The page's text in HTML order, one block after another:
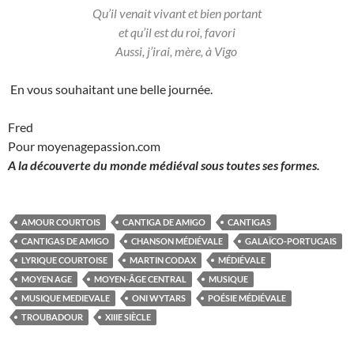
Qu’il venait vivant et bien portant
et qu’il est du roi, favori
Aussi, j’irai, mère, à Vigo
En vous souhaitant une belle journée.
Fred
Pour moyenagepassion.com
A la découverte du monde médiéval sous toutes ses formes.
AMOUR COURTOIS CANTIGA DE AMIGO
CANTIGAS
CANTIGAS DE AMIGO
CHANSON MÉDIÉVALE
GALAÏCO-PORTUGAIS
LYRIQUE COURTOISE
MARTIN CODAX
MÉDIÉVALE
MOYEN AGE
MOYEN-ÂGE CENTRAL
MUSIQUE
MUSIQUE MEDIEVALE
ONI WYTARS
POÉSIE MÉDIÉVALE
TROUBADOUR
XIIIE SIÈCLE